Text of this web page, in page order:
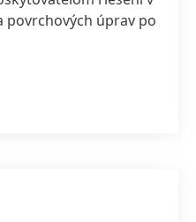
povrchových úprav po